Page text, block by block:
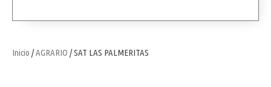
Inicio /AGRARIO / SAT LAS PALMERITAS